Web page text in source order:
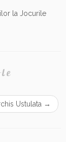
la Jocurile
Ustulata →